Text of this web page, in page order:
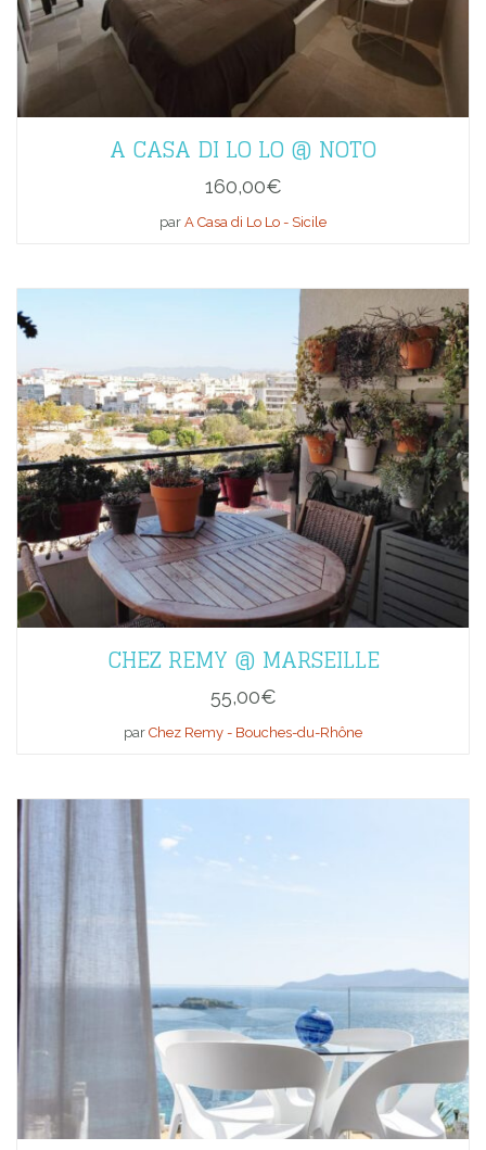
A CASA DI LO LO @ NOTO
160,00€
par A Casa di Lo Lo - Sicile
CHEZ REMY @ MARSEILLE
55,00€
par Chez Remy - Bouches-du-Rhône